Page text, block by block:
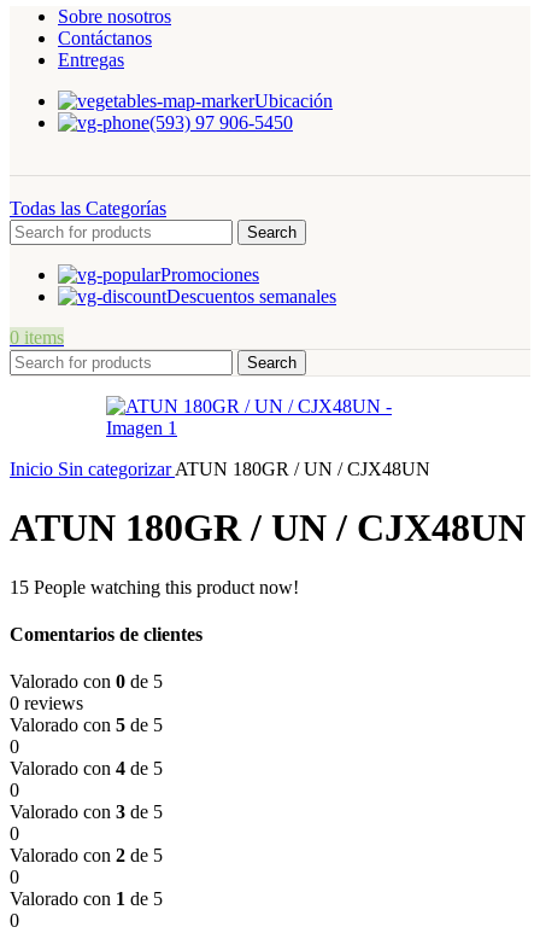
Sobre nosotros
Contáctanos
Entregas
Ubicación
(593) 97 906-5450
Todas las Categorías
Search
Promociones
Descuentos semanales
0 items
Search
Inicio Sin categorizarATUN 180GR / UN / CJX48UN
ATUN 180GR / UN / CJX48UN
15 People watching this product now!
Comentarios de clientes
Valorado con 0 de 5
0 reviews
Valorado con 5 de 5
0
Valorado con 4 de 5
0
Valorado con 3 de 5
0
Valorado con 2 de 5
0
Valorado con 1 de 5
0